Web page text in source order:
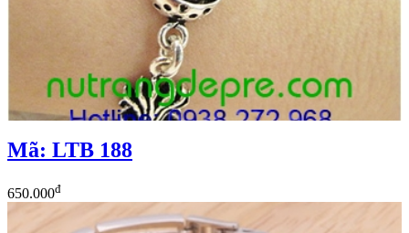
Mã: LTB 188
650.000đ